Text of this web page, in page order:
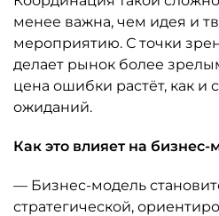
менее важна, чем идея и
мероприятию. С точки
делает рынок более
цена ошибки растёт, как и
ожиданий.
Как это влияет на бизнес-
— Бизнес-модель
стратегической,